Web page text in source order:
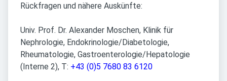
Rückfragen und nähere Auskünfte:
Univ. Prof. Dr. Alexander Moschen, Klinik für
Nephrologie, Endokrinologie/Diabetologie,
Rheumatologie, Gastroenterologie/Hepatologie
(Interne 2), T: +43 (0)5 7680 83 6120